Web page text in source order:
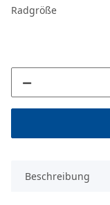
Radgröße
Beschreibung